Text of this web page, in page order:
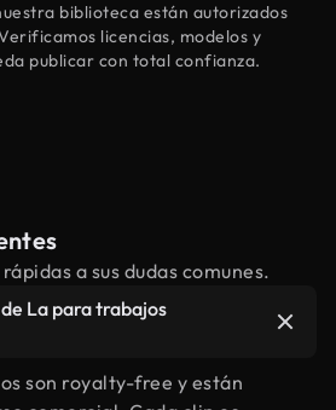
biblioteca están autorizados
licencias, modelos y
publicar con total confianza.
a sus dudas comunes.
La para trabajos
son royalty-free y están